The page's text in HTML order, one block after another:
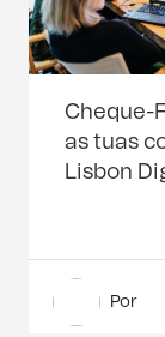
Cheque-
as tuas
Lisbon
Por